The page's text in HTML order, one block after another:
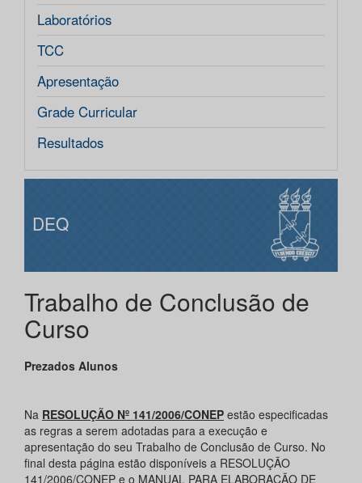
Laboratórios
TCC
Apresentação
Grade Curricular
Resultados
DEQ
Trabalho de Conclusão de
Curso
Prezados Alunos
Na RESOLUÇÃO Nº 141/2006/CONEP estão especificadas
as regras a serem adotadas para a execução e
apresentação do seu Trabalho de Conclusão de Curso. No
final desta página estão disponíveis a RESOLUÇÃO
141/2006/CONEP e o MANUAL PARA ELABORAÇÃO DE